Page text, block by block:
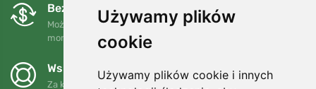
Używamy plików
cookie
Używamy plików cookie i innych
Bezpłatne wymiany i zwroty
Możesz zwrócić lub wymienić swoje zamówienie w dowolnym
momencie w ciągu 90 dni.
Wspieramy Trees.org
Za każde zamówienie sadzimy drzewo! Czytaj więcej